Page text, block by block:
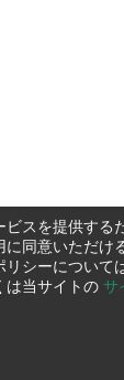
スを提供する
に同意いただけ
シーについて
は当サイトの サ